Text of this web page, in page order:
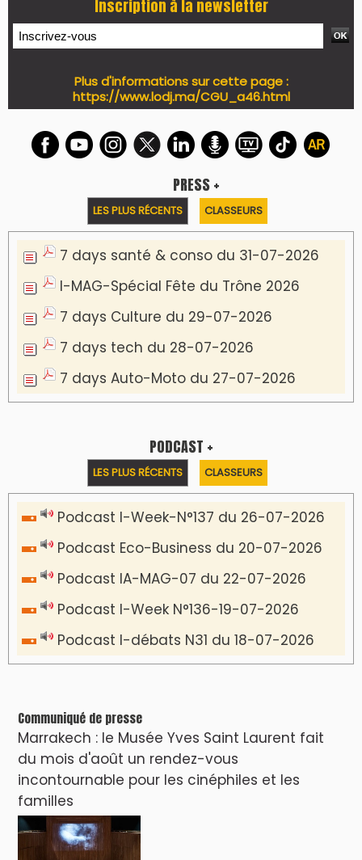
7 days Auto-Moto du 27-07-2026
PODCAST +
LES PLUS RÉCENTS CLASSEURS
Podcast I-Week-N°137 du 26-07-2026
Podcast Eco-Business du 20-07-2026
Podcast IA-MAG-07 du 22-07-2026
Podcast I-Week N°136-19-07-2026
Podcast I-débats N31 du 18-07-2026
Communiqué de presse
Marrakech : le Musée Yves Saint Laurent fait
du mois d'août un rendez-vous
VIDÉOS & CLIP +
LES PLUS RÉCENTS CLASSEURS
دِيمَا المَغرِب Clip
🎵Bulldozer Blues
Clip : 🎵 LE BLUES DE L'IA
🎵 Ormuzera bien, qui ormuzera le
dernier